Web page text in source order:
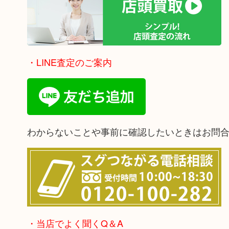
・LINE査定のご案内
わからないことや事前に確認したいときはお問
・当店でよく聞くQ＆A